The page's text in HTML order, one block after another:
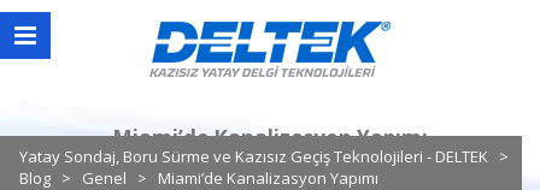
Miami’de Kanalizasyon Yapımı
Yatay Sondaj, Boru Sürme ve Kazısız Geçiş Teknolojileri - DELTEK >
Blog > Genel > Miami’de Kanalizasyon Yapımı